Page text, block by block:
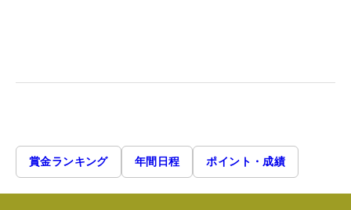
賞金ランキング 年間日程 ポイント・成績